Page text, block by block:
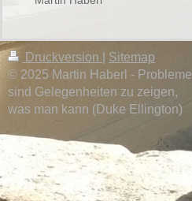
Druckversion
Sitemap
© 2025 Martin Haberl - Probleme
sind Gelegenheiten zu zeigen,
was man kann (Duke Ellington)